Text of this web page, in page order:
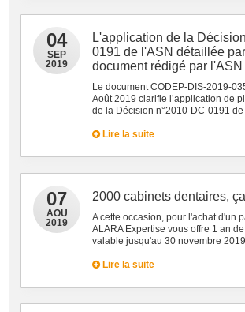
04
SEP
2019
L'application de la
0191 de l'ASN détaillée
document rédigé par l'ASN
Le document CODEP-DIS-2019-
Août 2019 clarifie l’application de
de la Décision n°2010-DC-0191 de
Lire la suite
07
AOU
2019
2000 cabinets dentaires,
A cette occasion, pour l'achat d'un
ALARA Expertise vous offre 1 an
valable jusqu'au 30 novembre
Lire la suite